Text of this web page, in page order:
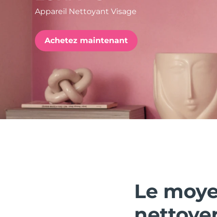
Appareil Nettoyant Visage
Achetez maintenant
Le
issa™ Teeth Whitening Set
FAQ™ Dual LED Panel
POPULAIRE